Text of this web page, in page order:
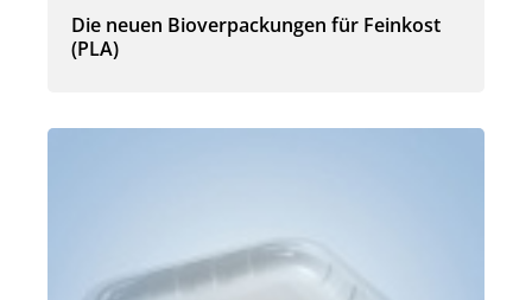
Die neuen Bioverpackungen für Feinkost
(PLA)